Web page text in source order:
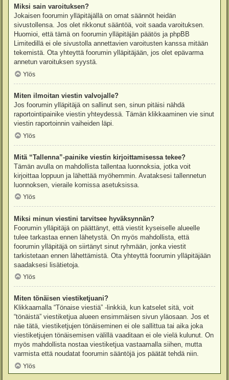
Miksi sain varoituksen?
Jokaisen foorumin ylläpitäjällä on omat säännöt heidän
sivustollensa. Jos olet rikkonut sääntöä, voit saada varoituksen.
Huomioi, että tämä on foorumin ylläpitäjän päätös ja phpBB
Limitedillä ei ole sivustolla annettavien varoitusten kanssa mitään
tekemistä. Ota yhteyttä foorumin ylläpitäjään, jos olet epävarma
annetun varoituksen syystä.
Ylös
Miten ilmoitan viestin valvojalle?
Jos foorumin ylläpitäjä on sallinut sen, sinun pitäisi nähdä
raportointipainike viestin yhteydessä. Tämän klikkaaminen vie sinut
viestin raportoinnin vaiheiden läpi.
Ylös
Mitä “Tallenna”-painike viestin kirjoittamisessa tekee?
Tämän avulla on mahdollista tallentaa luonnoksia, jotka voit
kirjoittaa loppuun ja lähettää myöhemmin. Avataksesi tallennetun
luonnoksen, vieraile komissa asetuksissa.
Ylös
Miksi minun viestini tarvitsee hyväksynnän?
Foorumin ylläpitäjä on päättänyt, että viestit kyseiselle alueelle
tulee tarkastaa ennen lähetystä. On myös mahdollista, että
foorumin ylläpitäjä on siirtänyt sinut ryhmään, jonka viestit
tarkistetaan ennen lähettämistä. Ota yhteyttä foorumin ylläpitäjään
saadaksesi lisätietoja.
Ylös
Miten tönäisen viestiketjuani?
Klikkaamalla “Tönaise viestiä” -linkkiä, kun katselet sitä, voit
“tönäistä” viestiketjua alueen ensimmäisen sivun yläosaan. Jos et
näe tätä, viestiketjujen tönäiseminen ei ole sallittua tai aika joka
viestiketjujen tönäisemisen välillä vaaditaan ei ole vielä kulunut. On
myös mahdollista nostaa viestiketjua vastaamalla siihen, mutta
varmista että noudatat foorumin sääntöjä jos päätät tehdä niin.
Ylös